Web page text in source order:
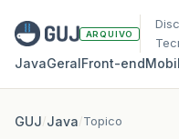
ARQUIVO
JavaGeralFront‑end
GUJ/Java/Topico